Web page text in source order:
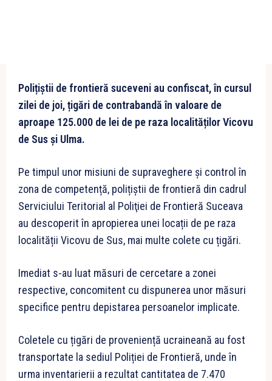
Polițiștii de frontieră suceveni au confiscat, în cursul
zilei de joi, țigări de contrabandă în valoare de
aproape 125.000 de lei de pe raza localităților Vicovu
de Sus și Ulma.
Pe timpul unor misiuni de supraveghere și control în
zona de competență, polițiștii de frontieră din cadrul
Serviciului Teritorial al Poliţiei de Frontieră Suceava
au descoperit în apropierea unei locații de pe raza
localității Vicovu de Sus, mai multe colete cu țigări.
Imediat s-au luat măsuri de cercetare a zonei
respective, concomitent cu dispunerea unor măsuri
specifice pentru depistarea persoanelor implicate.
Coletele cu țigări de proveniență ucraineană au fost
transportate la sediul Poliției de Frontieră, unde în
urma inventarierii a rezultat cantitatea de 7.470